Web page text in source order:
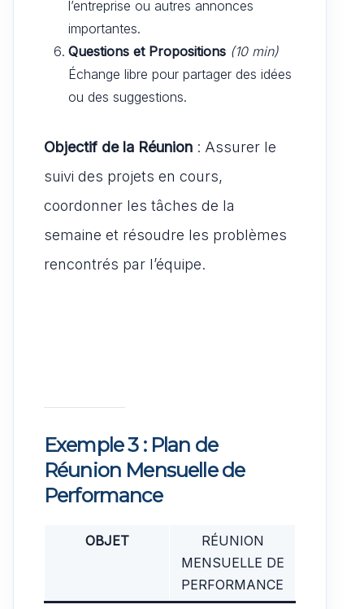
l’entreprise ou autres annonces
importantes.
Questions et Propositions (10 min)
Échange libre pour partager des idées
ou des suggestions.
Objectif de la Réunion : Assurer le
suivi des projets en cours,
coordonner les tâches de la
semaine et résoudre les problèmes
rencontrés par l’équipe.
Exemple 3 : Plan de
Réunion Mensuelle de
Performance
OBJET
RÉUNION
MENSUELLE DE
PERFORMANCE